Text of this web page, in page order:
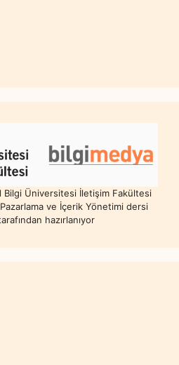
Üniversitesi İletişim Fakültesi
ve İçerik Yönetimi dersi
hazırlanıyor